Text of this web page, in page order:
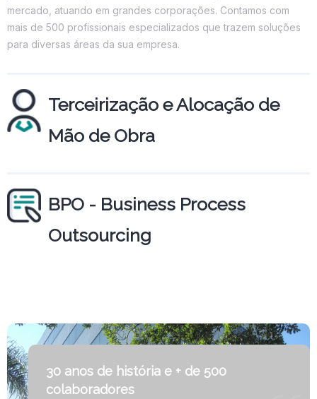
mercado, atuando em grandes corporações. Contamos com
mais de 500 profissionais especializados que trazem soluções
para diversas áreas da sua empresa.
Terceirização e Alocação de
Mão de Obra
BPO - Business Process
Outsourcing
30 anos de história e + de 500
colaboradores